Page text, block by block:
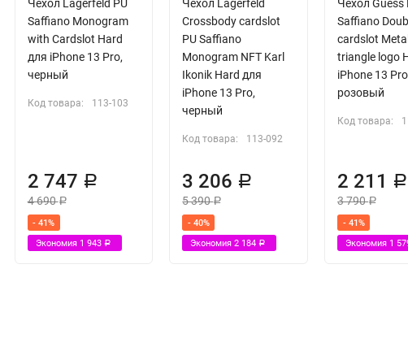
Чехол Lagerfeld PU
Saffiano Monogram
with Cardslot Hard
для iPhone 13 Pro,
черный
Код товара: 113-103
2 747 Р
4 690Р
- 41%
Экономия 1 943 Р
Чехол Lagerfeld
Crossbody cardslot
PU Saffiano
Monogram NFT Karl
Ikonik Hard для
iPhone 13 Pro,
черный
Код товара: 113-092
3 206 Р
5 390Р
- 40%
Экономия2 184Р
Чехол Guess
Saffiano
cardslot Metal
triangle logo
iPhone 13
розовый
Код товара:
2 211 Р
3 790Р
- 41%
Экономия 1